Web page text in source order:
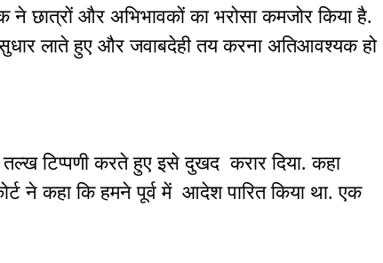
ने छात्रों और अभिभावकों का भरोसा कमजोर किया है.
लाते हुए और जवाबदेही तय करना अतिआवश्यक हो
टिप्पणी करते हुए इसे दुखद करार दिया. कहा
ने कहा कि हमने पूर्व में आदेश पारित किया था. एक